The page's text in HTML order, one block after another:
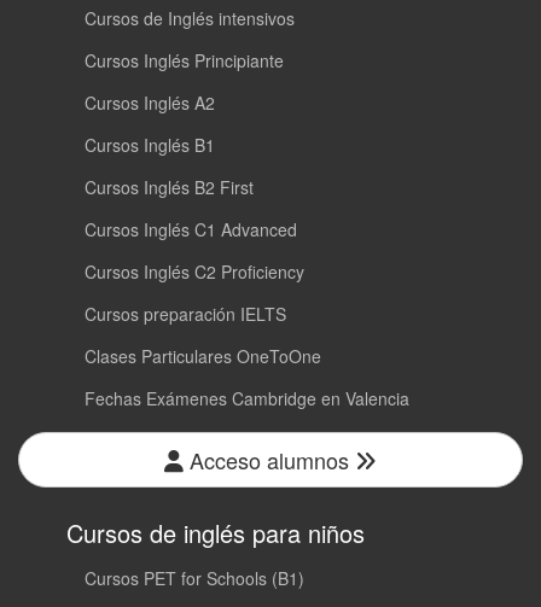
Cursos de Inglés intensivos
Cursos Inglés Principiante
Cursos Inglés A2
Cursos Inglés B1
Cursos Inglés B2 First
Cursos Inglés C1 Advanced
Cursos Inglés C2 Proficiency
Cursos preparación IELTS
Clases Particulares OneToOne
Fechas Exámenes Cambridge en Valencia
Acceso alumnos
Cursos de inglés para niños
Cursos PET for Schools (B1)